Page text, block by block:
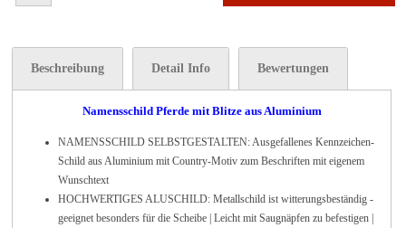
Beschreibung Detail Info Bewertungen
Namensschild Pferde mit Blitze aus Aluminium
NAMENSSCHILD SELBSTGESTALTEN: Ausgefallenes Kennzeichen-
Schild aus Aluminium mit Country-Motiv zum Beschriften mit eigenem
Wunschtext
HOCHWERTIGES ALUSCHILD: Metallschild ist witterungsbeständig -
geeignet besonders für die Scheibe | Leicht mit Saugnäpfen zu befestigen |